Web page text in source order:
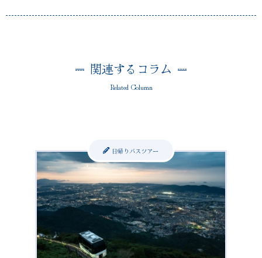
関連するコラム
Related Column
日帰りバスツアー